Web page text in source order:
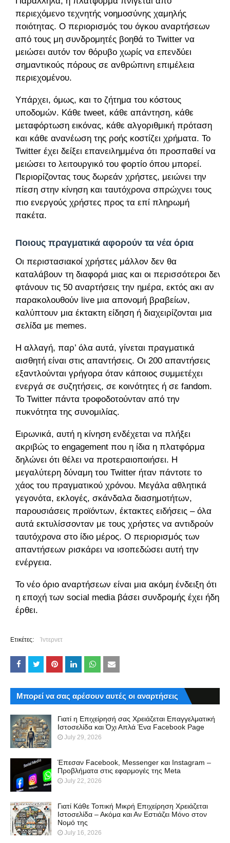
περιεχόμενο τεχνητής νοημοσύνης χαμηλής
ποιότητας. Ο περιορισμός του όγκου αναρτήσεων
από τους μη συνδρομητές βοηθά το Twitter να
μειώσει αυτόν τον θόρυβο χωρίς να επενδύει
σημαντικούς πόρους σε ανθρώπινη επιμέλεια
περιεχομένου.
Υπάρχει, όμως, και το ζήτημα του κόστους
υποδομών. Κάθε tweet, κάθε απάντηση, κάθε
μεταφόρτωση εικόνας, κάθε αλγοριθμική πρόταση
και κάθε ανανέωση της ροής κοστίζει χρήματα. Το
Twitter έχει δείξει επανειλημμένα ότι προσπαθεί να
μειώσει το λειτουργικό του φορτίο όπου μπορεί.
Περιορίζοντας τους δωρεάν χρήστες, μειώνει την
πίεση στην κίνηση και ταυτόχρονα σπρώχνει τους
πιο ενεργούς χρήστες προς τα επί πληρωμή
πακέτα.
Ποιους πραγματικά αφορούν τα νέα όρια
Οι περιστασιακοί χρήστες μάλλον δεν θα
καταλάβουν τη διαφορά μιας και οι περισσότεροι δεν
φτάνουν τις 50 αναρτήσεις την ημέρα, εκτός ακι αν
παρακολουθούν live μια απονομή βραβείων,
καλύπτουν μια έκτακτη είδηση ή διαχειρίζονται μια
σελίδα με memes.
Η αλλαγή, παρ’ όλα αυτά, γίνεται πραγματικά
αισθητή είναι στις απαντήσεις. Οι 200 απαντήσεις
εξαντλούνται γρήγορα όταν κάποιος συμμετέχει
ενεργά σε συζητήσεις, σε κοινότητες ή σε fandom.
Το Twitter πάντα τροφοδοτούνταν από την
πυκνότητα της συνομιλίας.
Ειρωνικά, αυτή η κίνηση ενδέχεται να πλήξει
ακριβώς το engagement που η ίδια η πλατφόρμα
δηλώνει ότι θέλει να προτεραιοποιήσει. Η
μεγαλύτερη δύναμη του Twitter ήταν πάντοτε το
χάος του πραγματικού χρόνου. Μεγάλα αθλητικά
γεγονότα, εκλογές, σκάνδαλα διασημοτήτων,
παρουσιάσεις προϊόντων, έκτακτες ειδήσεις – όλα
αυτά εκτυλίσσονταν με τους χρήστες να αντιδρούν
ταυτόχρονα στο ίδιο μέρος. Ο περιορισμός των
απαντήσεων ρισκάρει να ισοπεδώσει αυτή την
ενέργεια.
Το νέο όριο αναρτήσεων είναι μια ακόμη ένδειξη ότι
η εποχή των social media βάσει συνδρομής έχει ήδη
έρθει.
Ετικέτες: Ίντερνετ
Μπορεί να σας αρέσουν αυτές οι αναρτήσεις
Γιατί η Επιχείρησή σας Χρειάζεται Επαγγελματική
Ιστοσελίδα και Όχι Απλά Ένα Facebook Page
July 29, 2026
Έπεσαν Facebook, Messenger και Instagram –
Προβλήματα στις εφαρμογές της Meta
July 22, 2026
Γιατί Κάθε Τοπική Μικρή Επιχείρηση Χρειάζεται
Ιστοσελίδα – Ακόμα και Αν Εστιάζει Μόνο στον
Νομό της
July 16, 2026